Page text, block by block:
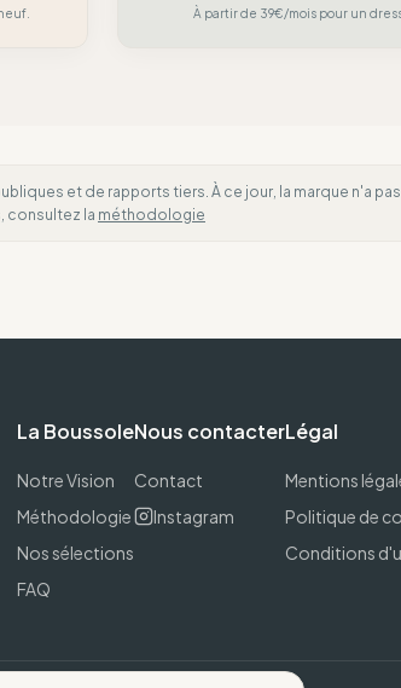
À partir de 39€/mois pour un
et de rapports tiers. À ce jour, la marque n'a
consultez la méthodologie
La Boussole
Notre Vision
Méthodologie
Nos sélections
FAQ
Nous contacter
Contact
Instagram
Légal
Mentions
Politique de
Conditions